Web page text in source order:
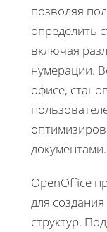
позволяя
определить
включая
нумерации.
офисе,
документами.
OpenOffice
для
структур.